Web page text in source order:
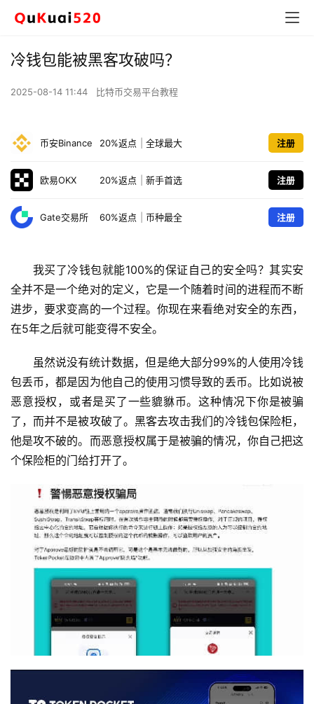
冷钱包能被黑客攻破吗？
2025-08-14 11:44 比特币交易平台教程
币安Binance 20%返点 全球最大 注册
欧易OKX 20%返点 新手首选 注册
Gate交易所 60%返点 币种最全 注册
我买了冷钱包就能100%的保证自己的安全吗？其实安
全并不是一个绝对的定义，它是一个随着时间的进程而不断
进步，要求变高的一个过程。你现在来看绝对安全的东西，
在5年之后就可能变得不安全。
虽然说没有统计数据，但是绝大部分99%的人使用冷钱
包丢币，都是因为他自己的使用习惯导致的丢币。比如说被
恶意授权，或者是买了一些貔貅币。这种情况下你是被骗
了，而并不是被攻破了。黑客去攻击我们的冷钱包保险柜，
他是攻不破的。而恶意授权属于是被骗的情况，你自己把这
个保险柜的门给打开了。